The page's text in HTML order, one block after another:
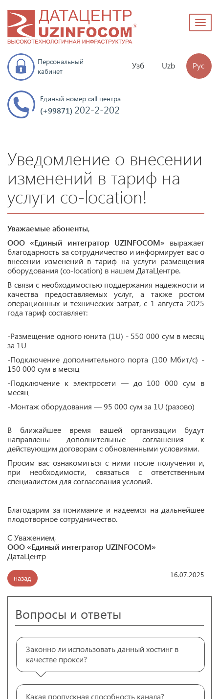
Узб Uzb Рус
Персональный
кабинет
Единый номер call центра
(+99871) 202-2-202
Уведомление о внесении
изменений в тариф на
услуги co-location!
Уважаемые абоненты,
ООО «Единый интегратор UZINFOCOM» выражает
благодарность за сотрудничество и информирует вас о
внесении изменений в тариф на услуги размещения
оборудования (co-location) в нашем ДатаЦентре.
В связи с необходимостью поддержания надежности и
качества предоставляемых услуг, а также ростом
операционных и технических затрат, с 1 августа 2025
года тариф составляет:
-Размещение одного юнита (1U) - 550 000 сум в месяц
за 1U
-Подключение дополнительного порта (100 Мбит/с) -
150 000 сум в месяц
-Подключение к электросети — до 100 000 сум в
месяц
-Монтаж оборудования — 95 000 сум за 1U (разово)
В ближайшее время вашей организации будут
направлены дополнительные соглашения к
действующим договорам с обновленными условиями.
Просим вас ознакомиться с ними после получения и,
при необходимости, связаться с ответственным
специалистом для согласования условий.
Благодарим за понимание и надеемся на дальнейшее
плодотворное сотрудничество.
С Уважением,
ООО «Единый интегратор UZINFOCOM»
ДатаЦентр
назад 16.07.2025
Вопросы и ответы
Законно ли использовать данный хостинг в
качестве прокси?
Какая пропускная способность канала?